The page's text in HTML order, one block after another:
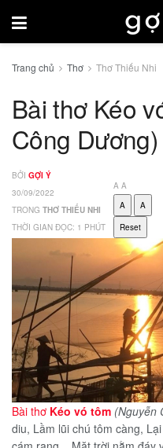
Trang chủ Thơ Thơ Thiếu Nhi
Bài thơ Kéo
Công Dương)
BỞI GỢI Ý
30/09/2022
TRONG THƠ THIẾU NHI
THỜI GIAN ĐỌC: 1 PHÚT
A A
A
A
Reset
Bài thơ Kéo vó tôm (Nguyễn
diu, Lầm lũi chú tôm càng,